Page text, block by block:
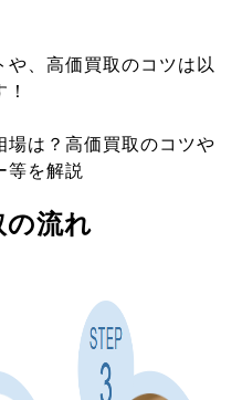
、高価買取のコツは以
場は？高価買取のコツや
等を解説
の流れ